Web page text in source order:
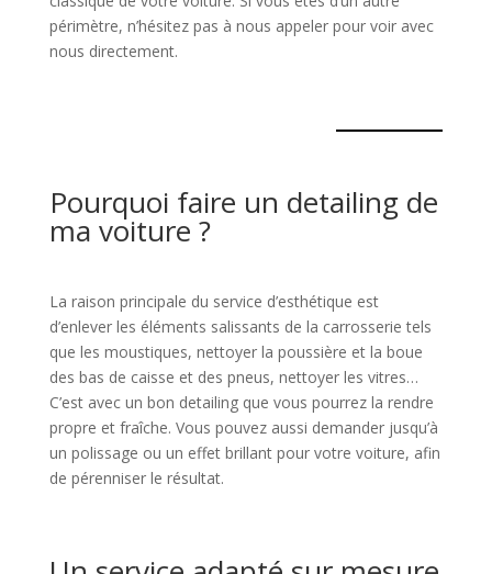
périmètre, n’hésitez pas à nous appeler pour voir avec
nous directement.
Pourquoi faire un detailing de
ma voiture ?
La raison principale du service d’esthétique est
d’enlever les éléments salissants de la carrosserie tels
que les moustiques, nettoyer la poussière et la boue
des bas de caisse et des pneus, nettoyer les vitres…
C’est avec un bon detailing que vous pourrez la rendre
propre et fraîche. Vous pouvez aussi demander jusqu’à
un polissage ou un effet brillant pour votre voiture, afin
de pérenniser le résultat.